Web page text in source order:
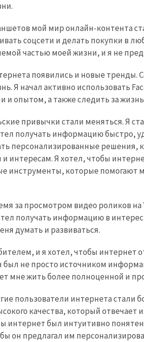
мой мир онлайн-контента
соцсети и делать покупки в
частью моей жизни, и я не
появились и новые тренды.
Я начал активно использовать
опытом, а также следить за
привычки стали меняться. Я
получать информацию быстро,
персонализированные решения,
интересам. Я хотел, чтобы
инструменты, которые помогают
за просмотром видео роликов на
получать информацию в
думать и развиваться.
и я хотел, чтобы интернет
был не просто источником
мне жить более полноценной и
пользователи интернета стали
качества, который отвечает
интернет был интуитивно
он предлагал им